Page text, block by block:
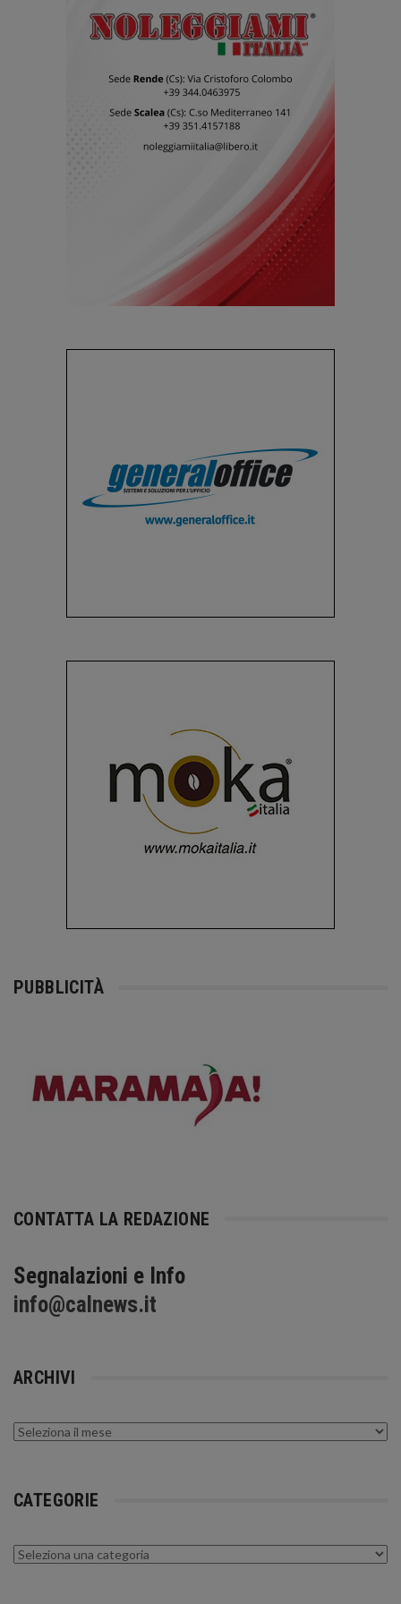
PUBBLICITÀ
CONTATTA LA REDAZIONE
Segnalazioni e Info
info@calnews.it
ARCHIVI
Archivi
CATEGORIE
Categorie